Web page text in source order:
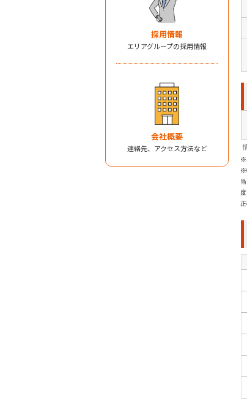
※
※
採用情報
エリアグループの採用情報
会社概要
連絡先、アクセス方法など